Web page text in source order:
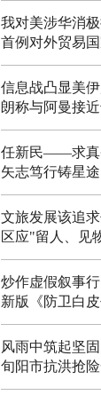
我对美涉华消
首例对外贸易
信息战凸显美
朗称与阿曼接
任新民——求真
矢志笃行铸星途
文旅发展该追
区应"留人、见
炒作虚假叙事
新版《防卫白
风雨中筑起坚
旬阳市抗洪抢